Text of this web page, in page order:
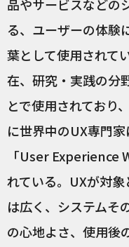
品やサービスなどの
る、ユーザーの体験
葉として使用されて
在、研究・実践の分
とで使用されており
に世界中のUX専門
「User Experience
れている。UXが対象
は広く、システムそ
の心地よさ、使用後